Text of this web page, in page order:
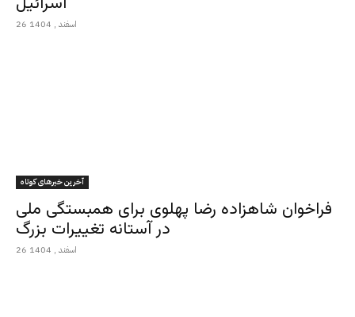
26 اسفند , 1404
آخرین خبرهای کوتاه
فراخوان شاهزاده رضا پهلوی برای همبستگی ملی
در آستانه تغییرات بزرگ
26 اسفند , 1404